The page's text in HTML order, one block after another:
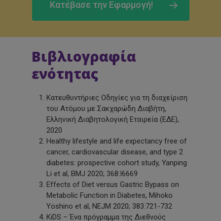
Κατέβασε την Εφαρμογή!
Βιβλιογραφία
ενότητας
Κατευθυντήριες Οδηγίες για τη διαχείριση
του Ατόμου με Σακχαρώδη Διαβήτη,
Ελληνική Διαβητολογική Εταιρεία (ΕΔΕ),
2020
Healthy lifestyle and life expectancy free of
cancer, cardiovascular disease, and type 2
diabetes: prospective cohort study, Yanping
Li et al, BMJ 2020; 368:I6669
Effects of Diet versus Gastric Bypass on
Metabolic Function in Diabetes, Mihoko
Yoshino et al, NEJM 2020; 383:721-732
KiDS – Ένα πρόγραμμα της Διεθνούς